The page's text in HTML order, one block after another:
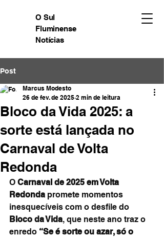
O Sul
Fluminense
Notícias
Post
Bloco da Vida 2025: a
sorte está lançada no
Carnaval de Volta
Redonda
Marcus Modesto
26 de fev. de 2025 2 min de leitura
O Carnaval de 2025 em Volta
Redonda promete momentos
inesquecíveis com o desfile do
Bloco da Vida, que neste ano traz o
enredo “Se é sorte ou azar, só o